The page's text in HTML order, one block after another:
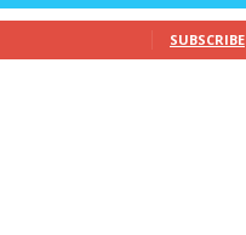
SUBSCRIBE